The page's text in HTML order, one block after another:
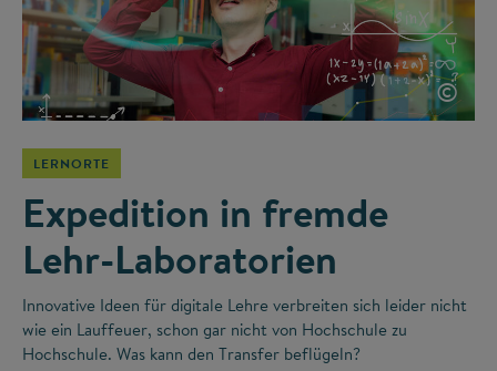
©
LERNORTE
Expedition in fremde
Lehr-Laboratorien
Innovative Ideen für digitale Lehre verbreiten sich leider nicht
wie ein Lauffeuer, schon gar nicht von Hochschule zu
Hochschule. Was kann den Transfer beflügeln?